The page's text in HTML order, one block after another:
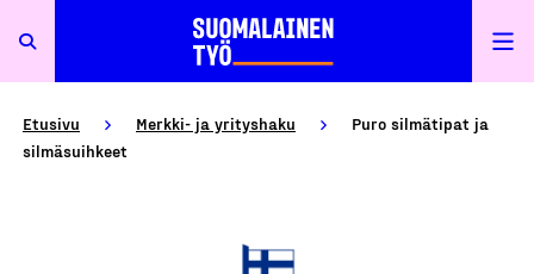
Etusivu Merkki- ja yrityshaku
Puro silmätipat ja
silmäsuihkeet